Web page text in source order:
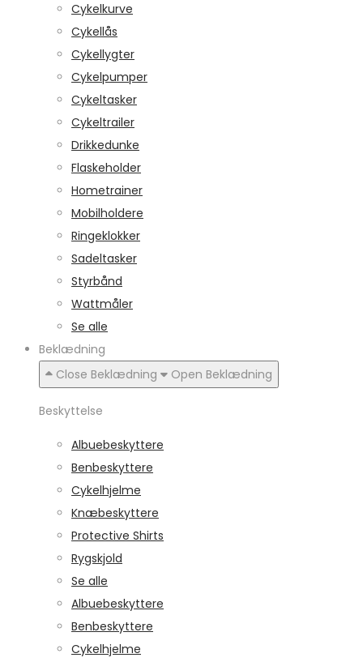
Cykelkurve
Cykellås
Cykellygter
Cykelpumper
Cykeltasker
Cykeltrailer
Drikkedunke
Flaskeholder
Hometrainer
Mobilholdere
Ringeklokker
Sadeltasker
Styrbånd
Wattmåler
Se alle
Beklædning
Close Beklædning
Open Beklædning
Beskyttelse
Albuebeskyttere
Benbeskyttere
Cykelhjelme
Knæbeskyttere
Protective Shirts
Rygskjold
Se alle
Albuebeskyttere
Benbeskyttere
Cykelhjelme